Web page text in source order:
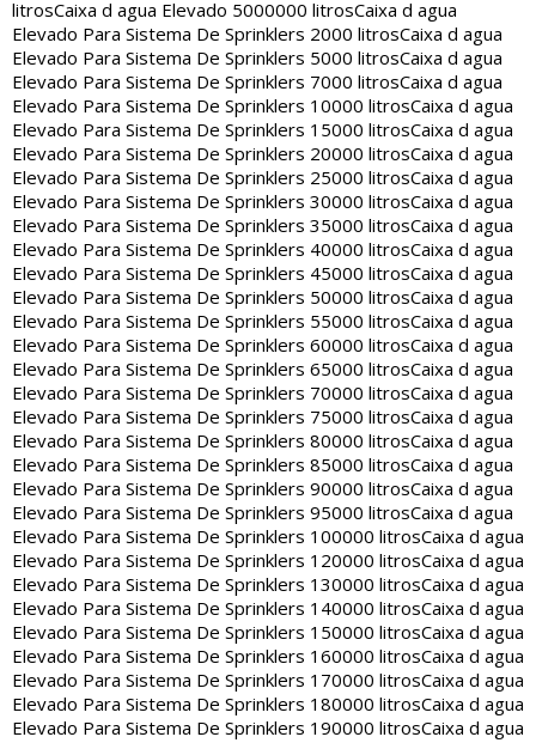
litrosCaixa d agua Elevado 5000000 litrosCaixa d agua
Elevado Para Sistema De Sprinklers 2000 litrosCaixa d agua
Elevado Para Sistema De Sprinklers 5000 litrosCaixa d agua
Elevado Para Sistema De Sprinklers 7000 litrosCaixa d agua
Elevado Para Sistema De Sprinklers 10000 litrosCaixa d agua
Elevado Para Sistema De Sprinklers 15000 litrosCaixa d agua
Elevado Para Sistema De Sprinklers 20000 litrosCaixa d agua
Elevado Para Sistema De Sprinklers 25000 litrosCaixa d agua
Elevado Para Sistema De Sprinklers 30000 litrosCaixa d agua
Elevado Para Sistema De Sprinklers 35000 litrosCaixa d agua
Elevado Para Sistema De Sprinklers 40000 litrosCaixa d agua
Elevado Para Sistema De Sprinklers 45000 litrosCaixa d agua
Elevado Para Sistema De Sprinklers 50000 litrosCaixa d agua
Elevado Para Sistema De Sprinklers 55000 litrosCaixa d agua
Elevado Para Sistema De Sprinklers 60000 litrosCaixa d agua
Elevado Para Sistema De Sprinklers 65000 litrosCaixa d agua
Elevado Para Sistema De Sprinklers 70000 litrosCaixa d agua
Elevado Para Sistema De Sprinklers 75000 litrosCaixa d agua
Elevado Para Sistema De Sprinklers 80000 litrosCaixa d agua
Elevado Para Sistema De Sprinklers 85000 litrosCaixa d agua
Elevado Para Sistema De Sprinklers 90000 litrosCaixa d agua
Elevado Para Sistema De Sprinklers 95000 litrosCaixa d agua
Elevado Para Sistema De Sprinklers 100000 litrosCaixa d agua
Elevado Para Sistema De Sprinklers 120000 litrosCaixa d agua
Elevado Para Sistema De Sprinklers 130000 litrosCaixa d agua
Elevado Para Sistema De Sprinklers 140000 litrosCaixa d agua
Elevado Para Sistema De Sprinklers 150000 litrosCaixa d agua
Elevado Para Sistema De Sprinklers 160000 litrosCaixa d agua
Elevado Para Sistema De Sprinklers 170000 litrosCaixa d agua
Elevado Para Sistema De Sprinklers 180000 litrosCaixa d agua
Elevado Para Sistema De Sprinklers 190000 litrosCaixa d agua